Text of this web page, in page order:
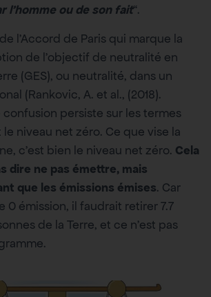
l’homme ou de son fait“.
de l’Accord de Paris qui marque la
de l’objectif de neutralité en
(GES), ou neutralité, dans un
(Rankovic, A. et al., (2018).
persiste sur les termes
niveau net zéro. Ce que vise la
c’est bien le niveau net zéro. Cela
dire ne pas émettre, mais
que les émissions émises. Car
0 émission, il faudrait retirer 7.7
de la Terre, et ce n’est pas